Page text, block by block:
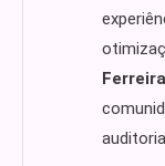
Ferreira